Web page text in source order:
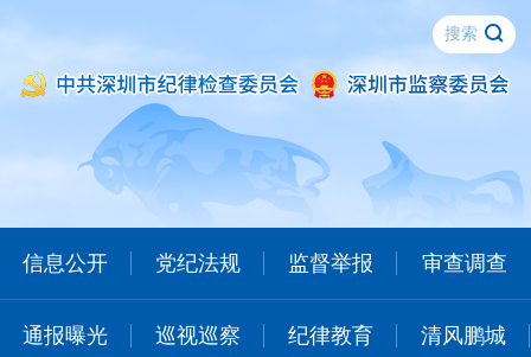
信息公开 党纪法规 监督举报 审查调查
通报曝光 巡视巡察 纪律教育 清风鹏城